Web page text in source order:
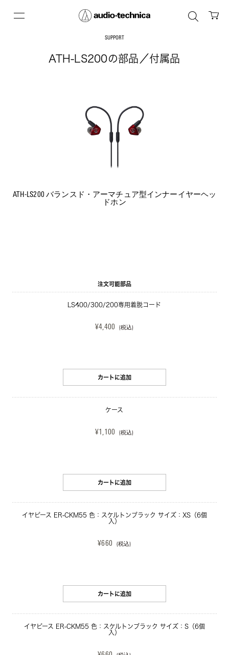
SUPPORT
ATH-LS200の部品／付属品
ATH-LS200 バランスド・アーマチュア型インナーイヤーヘッ
ドホン
注文可能部品
LS400/300/200専用着脱コード
¥4,400 (税込)
カートに追加
ケース
¥1,100 (税込)
カートに追加
イヤピース ER-CKM55 色：スケルトンブラック サイズ：XS（6個
入）
¥660 (税込)
カートに追加
イヤピース ER-CKM55 色：スケルトンブラック サイズ：S（6個
入）